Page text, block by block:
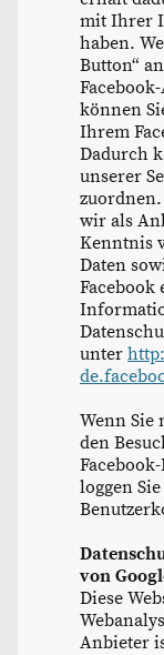
mit Ihrer
haben.
Button“
können
Ihrem
Dadurch
unserer
wir als
Kenntnis
Daten
Facebook
unter
Wenn Sie
den
loggen
von
Diese
Anbieter